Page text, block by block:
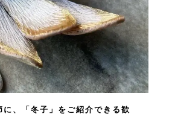
、「冬子」をご紹介できる歓